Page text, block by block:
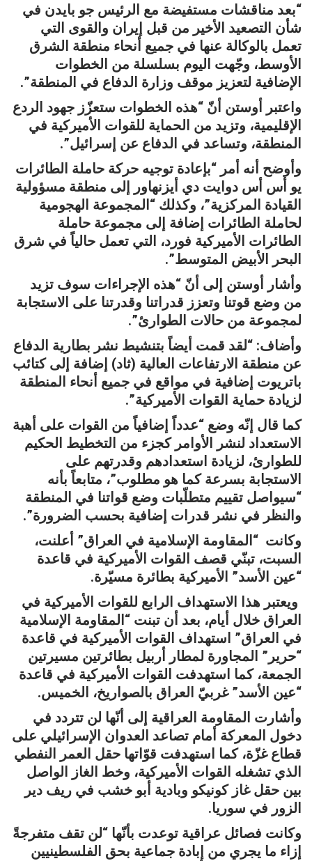
“بعد مناقشات مستفيضة مع الرئيس جو بايدن في
شأن التصعيد الأخير من قبل إيران والقوى التي
تعمل بالوكالة عنها في جميع أنحاء منطقة الشرق
الأوسط، وجّهت اليوم بسلسلة من الخطوات
الإضافية لتعزيز موقف وزارة الدفاع في المنطقة”.
واعتبر أوستن أنّ “هذه الخطوات ستعزّز جهود الردع
الإقليمية، وتزيد من الحماية للقوات الأميركية في
المنطقة، وتساعد في الدفاع عن إسرائيل”.
وأوضح أنه أمر “بإعادة توجيه حركة حاملة الطائرات
يو أس أس دوايت دي أيزنهاور إلى منطقة مسؤولية
القيادة المركزية”، وكذلك “المجموعة الهجومية
لحاملة الطائرات إضافة إلى مجموعة حاملة
الطائرات الأميركية فورد، التي تعمل حالياً في شرق
البحر الأبيض المتوسط”.
وأشار أوستن إلى أنّ “هذه الإجراءات سوف تزيد
من وضع قوتنا وتعزز قدراتنا وقدرتنا على الاستجابة
لمجموعة من حالات الطوارئ”.
وأضاف: “لقد قمت أيضاً بتنشيط نشر بطارية الدفاع
عن منطقة الارتفاعات العالية (ثاد) إضافة إلى كتائب
باتريوت إضافية في مواقع في جميع أنحاء المنطقة
لزيادة حماية القوات الأميركية”.
كما قال إنّه وضع “عدداً إضافياً من القوات على أهبة
الاستعداد لنشر الأوامر كجزء من التخطيط الحكيم
للطوارئ، لزيادة استعدادهم وقدرتهم على
الاستجابة بسرعة كما هو مطلوب”، متابعاً بأنه
“سيواصل تقييم متطلّبات وضع قواتنا في المنطقة
والنظر في نشر قدرات إضافية بحسب الضرورة”.
وكانت “المقاومة الإسلامية في العراق” أعلنت،
السبت، تبنّي قصف القوات الأميركية في قاعدة
“عين الأسد” الأميركية بطائرة مسيّرة.
ويعتبر هذا الاستهداف الرابع للقوات الأميركية في
العراق خلال أيام، بعد أن تبنت “المقاومة الإسلامية
في العراق” استهداف القوات الأميركية في قاعدة
“حرير” المجاورة لمطار أربيل بطائرتين مسيرتين
الجمعة، كما استهدفت القوات الأميركية في قاعدة
“عين الأسد” غربيّ العراق بالصواريخ، الخميس.
وأشارت المقاومة العراقية إلى أنّها لن تتردد في
دخول المعركة أمام تصاعد العدوان الإسرائيلي على
قطاع غزّة، كما استهدفت قوّاتها حقل العمر النفطي
الذي تشغله القوات الأميركية، وخط الغاز الواصل
بين حقل غاز كونيكو وبادية أبو خشب في ريف دير
الزور في سوريا.
وكانت فصائل عراقية توعدت بأنّها “لن تقف متفرجةً
إزاء ما يجري من إبادة جماعية بحق الفلسطينيين